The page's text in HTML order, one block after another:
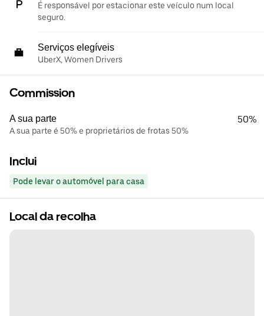
É responsável por estacionar este veículo num local
seguro.
Serviços elegíveis
UberX, Women Drivers
Commission
A sua parte
A sua parte é 50% e proprietários de frotas 50%
50%
Inclui
Pode levar o automóvel para casa
Local da recolha